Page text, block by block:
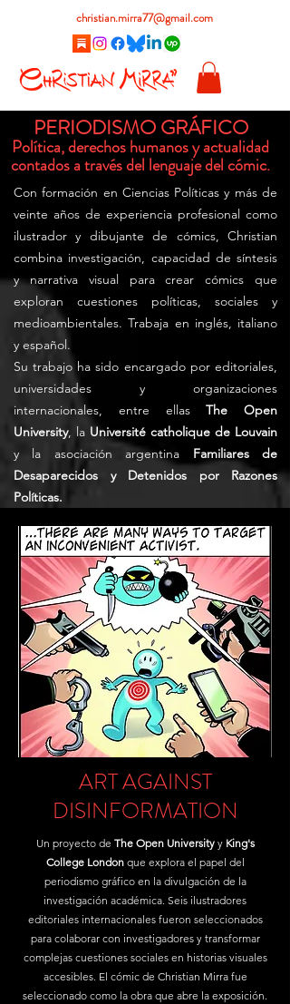
christian.mirra77@gmail.com
PERIODISMO GRÁFICO
Política, derechos humanos y actualidad
contados a través del lenguaje del cómic.
Con formación en Ciencias Políticas y más de
veinte años de experiencia profesional como
ilustrador y dibujante de cómics, Christian
combina investigación, capacidad de síntesis
y narrativa visual para crear cómics que
exploran cuestiones políticas, sociales y
medioambientales. Trabaja en inglés, italiano
y español.
Su trabajo ha sido encargado por editoriales,
universidades y organizaciones
internacionales, entre ellasThe Open
University, la Université catholique de Louvain
y la asociación argentina Familiares de
Desaparecidos y Detenidos por Razones
Políticas.
ART AGAINST
DISINFORMATION
Un proyecto de The Open Universityy King's
College Londonque explora el papel del
periodismo gráfico en la divulgación de la
investigación académica. Seis ilustradores
editoriales internacionales fueron seleccionados
para colaborar con investigadores y transformar
complejas cuestiones sociales en historias visuales
accesibles. El cómic de Christian Mirra fue
seleccionado como la obra que abre la exposición.